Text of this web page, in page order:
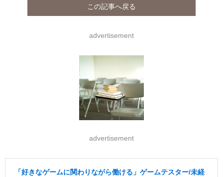
この記事へ戻る
advertisement
advertisement
「好きなゲームに関わりながら働ける」ゲームテスター/未経